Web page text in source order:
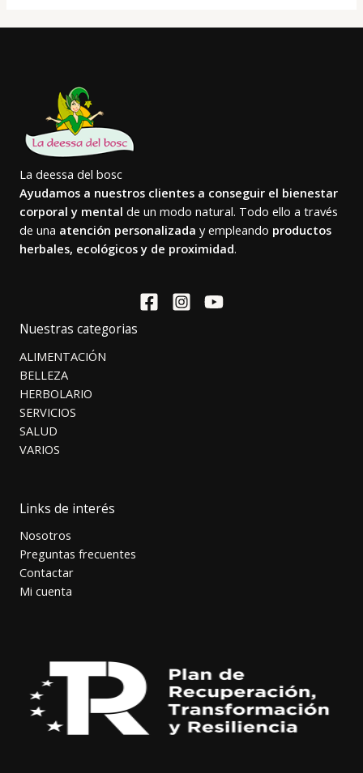
La deessa del bosc
Ayudamos a nuestros clientes a conseguir el bienestar
corporal y mental de un modo natural. Todo ello a través
de una atención personalizada y empleando productos
herbales, ecológicos y de proximidad.
Nuestras categorias
ALIMENTACIÓN
BELLEZA
HERBOLARIO
SERVICIOS
SALUD
VARIOS
Links de interés
Nosotros
Preguntas frecuentes
Contactar
Mi cuenta